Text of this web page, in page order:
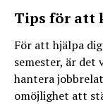
Tips för att
För att hjälpa
semester, är
hantera
omöjlighet att